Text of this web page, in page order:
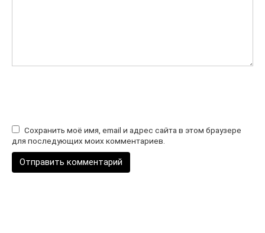
Сохранить моё имя, email и адрес сайта в этом браузере
для последующих моих комментариев.